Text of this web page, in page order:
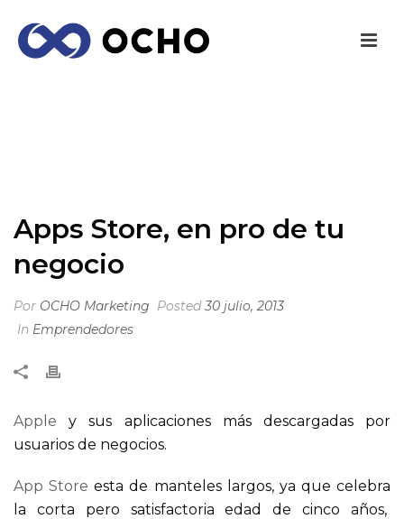
Apps Store, en pro de tu
negocio
Por OCHO Marketing Posted30 julio, 2013
In Emprendedores
Apple y sus aplicaciones más descargadas por
usuarios de negocios.
App Store esta de manteles largos, ya que celebra
la corta pero satisfactoria edad de cinco años,